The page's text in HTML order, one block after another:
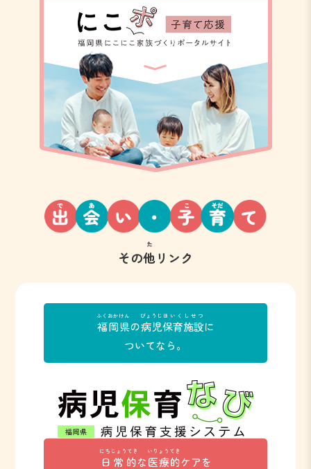
その他
た
リンク
福岡県
ふくおかけん
の病児
びょうじ
保育
ほいく
施設
しせつ
に
ついてなら。
日常的
にちじょうてき
な医療的
いりょうてき
ケアを